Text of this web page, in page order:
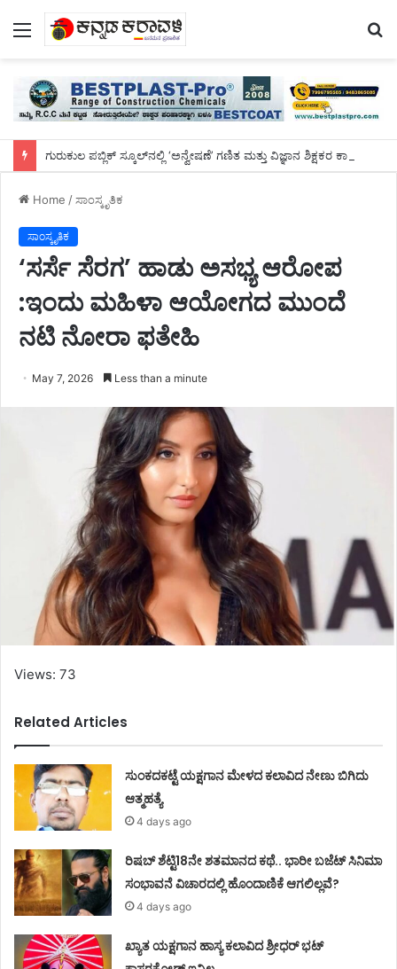
Menu
Home /ಸಾಂಸ್ಕೃತಿಕ
ಸಾಂಸ್ಕೃತಿಕ
‘ಸರ್ಸೆ ಸೆರಗ’ ಹಾಡು ಅಸಭ್ಯ ಆರೋಪ
:ಇಂದು ಮಹಿಳಾ ಆಯೋಗದ ಮುಂದೆ
ನಟಿ ನೋರಾ ಫತೇಹಿ
May 7, 2026 Less than a minute
Views: 73
Related Articles
ಸುಂಕದಕಟ್ಟೆ ಯಕ್ಷಗಾನ ಮೇಳದ ಕಲಾವಿದ ನೇಣು ಬಿಗಿದು
ಆತ್ಮಹತ್ಯೆ
4 days ago
ರಿಷಬ್ ಶೆಟ್ಟಿ18ನೇ ಶತಮಾನದ ಕಥೆ.. ಭಾರೀ ಬಜೆಟ್ ಸಿನಿಮಾ
ಸಂಭಾವನೆ ವಿಚಾರದಲ್ಲಿ ಹೊಂದಾಣಿಕೆ ಆಗಲಿಲ್ಲವೆ?
4 days ago
ಖ್ಯಾತ ಯಕ್ಷಗಾನ ಹಾಸ್ಯ ಕಲಾವಿದ ಶ್ರೀಧರ್ ಭಟ್